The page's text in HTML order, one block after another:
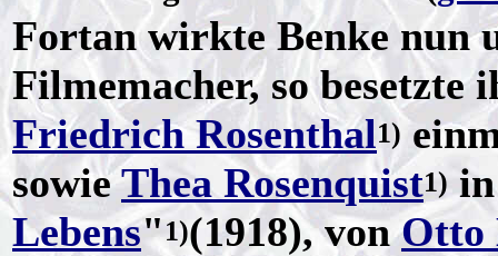
Fortan wirkte Benke nun
Filmemacher, so besetzte
Friedrich Rosenthal1)
sowieThea Rosenquist1)
Lebens"1)(1918), vonOtto